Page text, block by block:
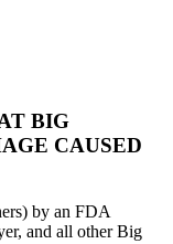
BIG
CAUSED
by an FDA
and all other Big